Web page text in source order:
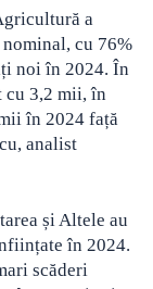
a
cu 76%
noi în 2024. În
cu 3,2 mii, în
în 2024 față
analist
și Altele au
în 2024.
scăderi